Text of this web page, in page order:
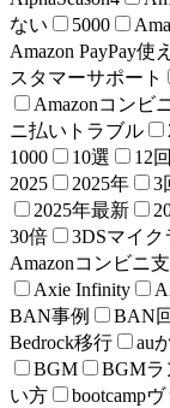
ない
5000
Amazon PayPay使
スタマーサポート
Amazonコンビ
ニ払いトラブル
1000
10選 12
2025
2025年 3
2025年最新
30倍
3DSマイク
Amazonコンビニ
Axie Infinity
BAN事例
BAN
Bedrock移行
au
BGM
BGMラ
い方
bootcamp